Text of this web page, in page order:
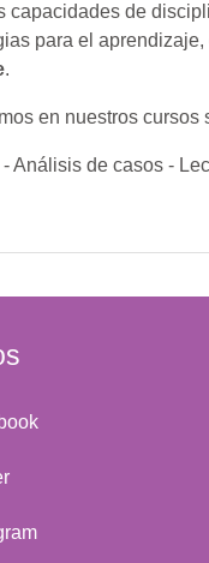
capacidades de
para el
.
en nuestros cursos
de casos -